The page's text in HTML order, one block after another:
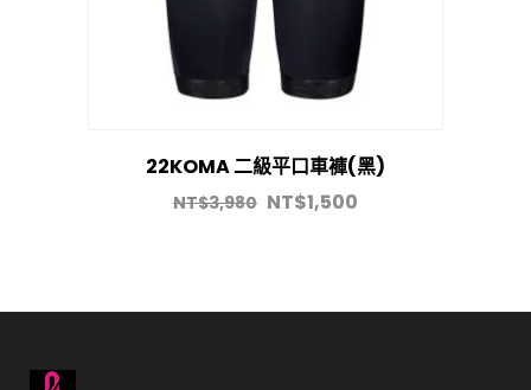
22KOMA 二級平口車褲(黑)
NT$3,980 NT$1,500